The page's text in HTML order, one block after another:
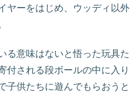
ヤーをはじめ、ウッディ以外
る意味はないと悟った玩具た
付される段ボールの中に入り
子供たちに遊んでもらおうと